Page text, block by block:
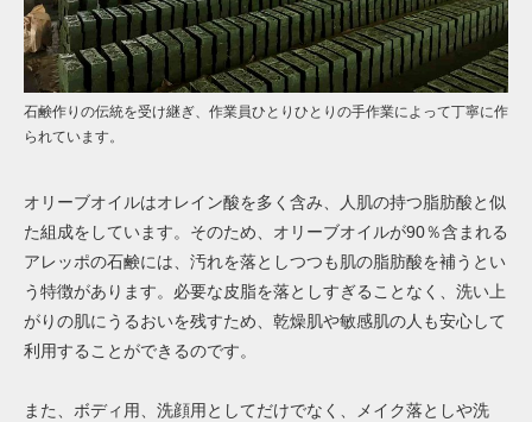
石鹸作りの伝統を受け継ぎ、作業員ひとりひとりの手作業によって丁寧に作
られています。
オリーブオイルはオレイン酸を多く含み、人肌の持つ脂肪酸と似
た組成をしています。そのため、オリーブオイルが90％含まれる
アレッポの石鹸には、汚れを落としつつも肌の脂肪酸を補うとい
う特徴があります。必要な皮脂を落としすぎることなく、洗い上
がりの肌にうるおいを残すため、乾燥肌や敏感肌の人も安心して
利用することができるのです。
また、ボディ用、洗顔用としてだけでなく、メイク落としや洗